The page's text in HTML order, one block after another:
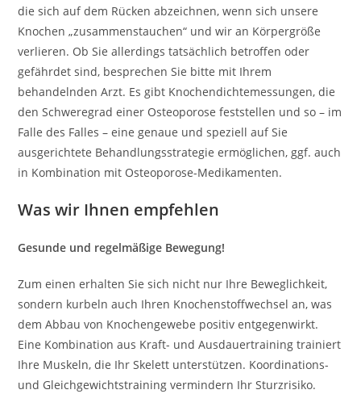
die sich auf dem Rücken abzeichnen, wenn sich unsere
Knochen „zusammenstauchen“ und wir an Körpergröße
verlieren. Ob Sie allerdings tatsächlich betroffen oder
gefährdet sind, besprechen Sie bitte mit Ihrem
behandelnden Arzt. Es gibt Knochendichtemessungen, die
den Schweregrad einer Osteoporose feststellen und so – im
Falle des Falles – eine genaue und speziell auf Sie
ausgerichtete Behandlungsstrategie ermöglichen, ggf. auch
in Kombination mit Osteoporose-Medikamenten.
Was wir Ihnen empfehlen
Gesunde und regelmäßige Bewegung!
Zum einen erhalten Sie sich nicht nur Ihre Beweglichkeit,
sondern kurbeln auch Ihren Knochenstoffwechsel an, was
dem Abbau von Knochengewebe positiv entgegenwirkt.
Eine Kombination aus Kraft- und Ausdauertraining trainiert
Ihre Muskeln, die Ihr Skelett unterstützen. Koordinations-
und Gleichgewichtstraining vermindern Ihr Sturzrisiko.